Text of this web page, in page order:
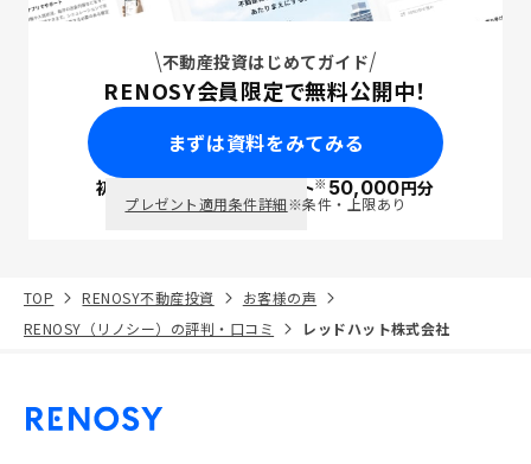
不動産投資はじめてガイド
RENOSY会員限定で無料公開中！
まずは資料をみてみる
初回面談で ポイント※50,000円分
プレゼント適用条件詳細※条件・上限あり
TOP RENOSY不動産投資
お客様の声
RENOSY（リノシー）の評判・口コミ
レッドハット株式会社